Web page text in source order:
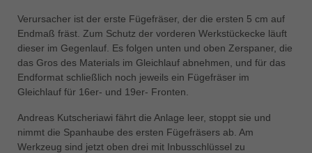
Verursacher ist der erste Fügefräser, der die ersten 5 cm auf
Endmaß fräst. Zum Schutz der vorderen Werkstückecke läuft
dieser im Gegenlauf. Es folgen unten und oben Zerspaner, die
das Gros des Materials im Gleichlauf abnehmen, und für das
Endformat schließlich noch jeweils ein Fügefräser im
Gleichlauf für 16er- und 19er- Fronten.
Andreas Kutscheriawi fährt die Anlage leer, stoppt sie und
nimmt die Spanhaube des ersten Fügefräsers ab. Am
Werkzeug sind jetzt oben drei mit Inbusschlüssel zu